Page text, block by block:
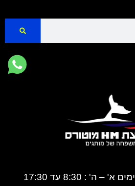
ימים א' – ה' : 8:30 עד 17:30